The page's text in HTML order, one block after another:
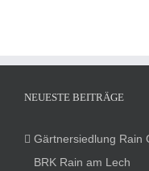
NEUESTE BEITRÄGE
Gärtnersiedlung Rain
BRK Rain am Lech